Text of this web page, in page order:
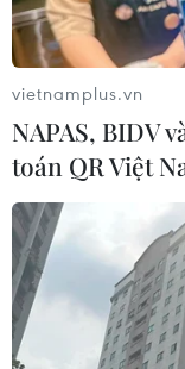
vietnamplus.vn
NAPAS, BIDV
toán QR Việt